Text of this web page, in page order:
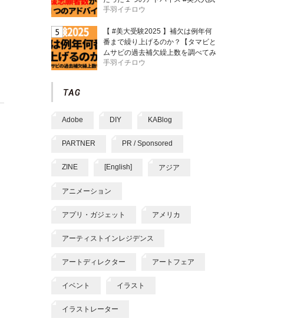
手羽イチロウ
【 #美大受験2025 】補欠は例年何
番まで繰り上げるのか？【タマビと
ムサビの過去補欠繰上数を調べてみ
た】
手羽イチロウ
Adobe DIY KABlog
PARTNER PR / Sponsored
ZINE [English] アジア
アニメーション
アプリ・ガジェット アメリカ
アーティストインレジデンス
アートディレクター アートフェア
イベント イラスト
イラストレーター